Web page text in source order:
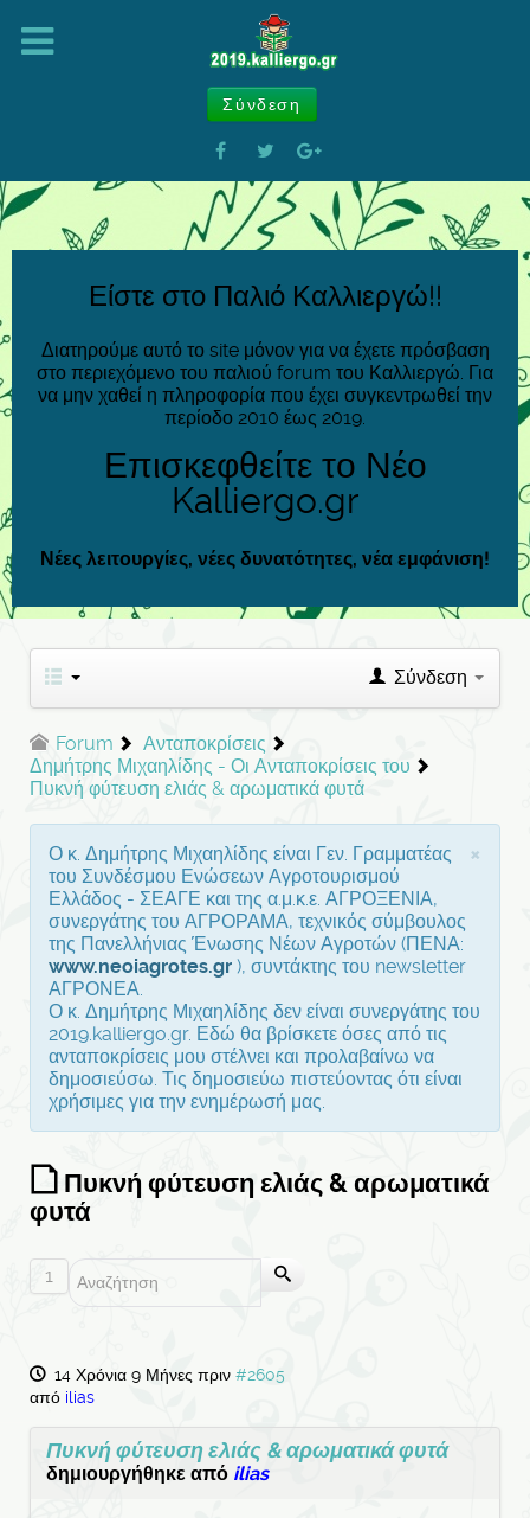
Σύνδεση
Είστε στο Παλιό Καλλιεργώ!!
Διατηρούμε αυτό το site μόνον για να έχετε πρόσβαση
στο περιεχόμενο του παλιού forum του Καλλιεργώ. Για
να μην χαθεί η πληροφορία που έχει συγκεντρωθεί την
περίοδο 2010 έως 2019.
Επισκεφθείτε το Νέο
Kalliergo.gr
Νέες λειτουργίες, νέες δυνατότητες, νέα εμφάνιση!
Σύνδεση
Forum
Ανταποκρίσεις
Δημήτρης Μιχαηλίδης - Οι Ανταποκρίσεις του
Πυκνή φύτευση ελιάς & αρωματικά φυτά
×
Ο κ. Δημήτρης Μιχαηλίδης είναι Γεν. Γραμματέας
του Συνδέσμου Ενώσεων Αγροτουρισμού
Ελλάδος - ΣΕΑΓΕ και της α.μ.κ.ε. ΑΓΡΟΞΕΝΙΑ,
συνεργάτης του ΑΓΡΟΡΑΜΑ, τεχνικός σύμβουλος
της Πανελλήνιας Ένωσης Νέων Αγροτών (ΠΕΝΑ:
www.neoiagrotes.gr ), συντάκτης του newsletter
ΑΓΡΟΝΕΑ.
Ο κ. Δημήτρης Μιχαηλίδης δεν είναι συνεργάτης του
2019.kalliergo.gr. Εδώ θα βρίσκετε όσες από τις
ανταποκρίσεις μου στέλνει και προλαβαίνω να
δημοσιεύσω. Τις δημοσιεύω πιστεύοντας ότι είναι
χρήσιμες για την ενημέρωσή μας.
Πυκνή φύτευση ελιάς & αρωματικά
φυτά
1
14 Χρόνια 9 Μήνες πριν #2605
από ilias
Πυκνή φύτευση ελιάς & αρωματικά φυτά
δημιουργήθηκε από ilias